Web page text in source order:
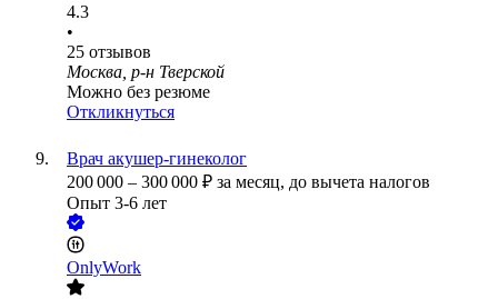
4.3
•
25 отзывов
Москва, р-н Тверской
Можно без резюме
Откликнуться
Врач акушер-гинеколог
200 000 – 300 000 ₽ за месяц, до вычета налогов
Опыт 3-6 лет
OnlyWork